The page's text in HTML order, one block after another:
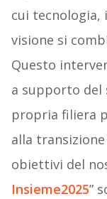
cui tecnologia,
visione si
Questo
a supporto del
propria filiera
alla
obiettivi del
Insieme2025”